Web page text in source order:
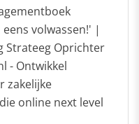
volwassen!' |
Strateeg Oprichter
- Ontwikkel
zakelijke
online next level